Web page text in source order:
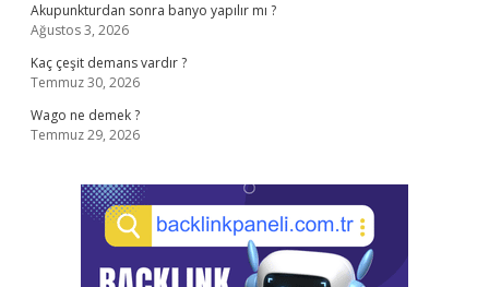
Akupunkturdan sonra banyo yapılır mı ?
Ağustos 3, 2026
Kaç çeşit demans vardır ?
Temmuz 30, 2026
Wago ne demek ?
Temmuz 29, 2026